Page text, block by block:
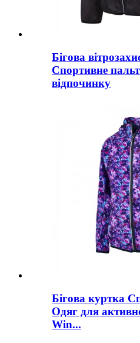
Бігова
Спортивне
відпочинку
Бігова куртка
Одяг для
Win...